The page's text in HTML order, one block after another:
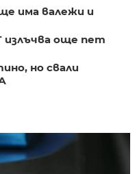
има валежи и
излъчва още пет
но свали